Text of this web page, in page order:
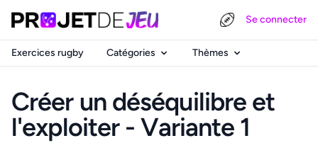
Se connecter
Exercices rugby Catégories Thèmes
Créer un déséquilibre et
l'exploiter - Variante 1